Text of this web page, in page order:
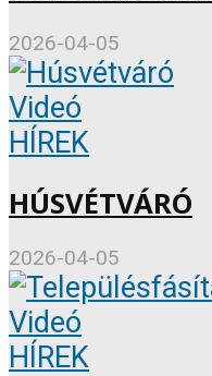
2026-04-05
Videó
HÍREK
HÚSVÉTVÁRÓ
2026-04-05
Videó
HÍREK